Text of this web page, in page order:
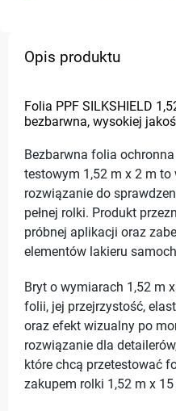
Opis produktu
Folia PPF SILKSHIELD
bezbarwna, wysokiej
Bezbarwna folia
testowym 1,52 m x 2 m to
rozwiązanie do
pełnej rolki. Produkt
próbnej aplikacji oraz
elementów lakieru
Bryt o wymiarach 1,52 m
folii, jej przejrzystość,
oraz efekt wizualny po
rozwiązanie dla
które chcą przetestować
zakupem rolki 1,52 m x 15